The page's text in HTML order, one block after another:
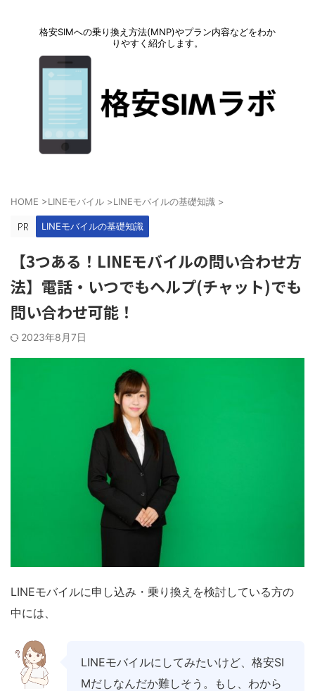
格安SIMへの乗り換え方法(MNP)やプラン内容などをわか
りやすく紹介します。
HOME >LINEモバイル >LINEモバイルの基礎知識 >
LINEモバイルの基礎知識
【3つある！LINEモバイルの問い合わせ方
法】電話・いつでもヘルプ(チャット)でも
問い合わせ可能！
2023年8月7日
LINEモバイルに申し込み・乗り換えを検討している方の
中には、
LINEモバイルにしてみたいけど、格安SI
Mだしなんだか難しそう。もし、わから